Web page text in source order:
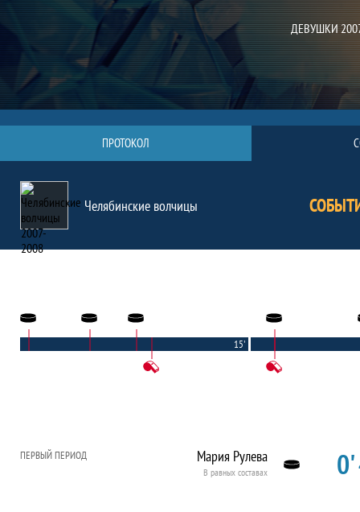
ДЕВУШКИ
ПРОТОКОЛ
Челябинские волчицы
15'
ПЕРВЫЙ ПЕРИОД Мария Рулева
В равных составах